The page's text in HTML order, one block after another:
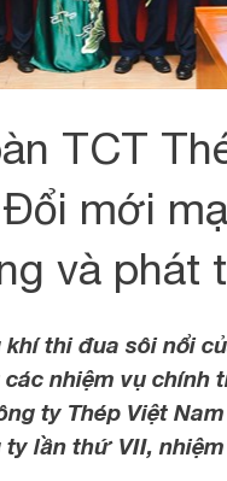
TCT
Đổi mới
và phát
khí thi đua sôi nổi
nhiệm vụ chính
ty Thép Việt
lần thứ VII, nhiệm